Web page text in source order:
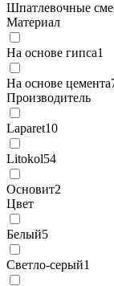
Шпатлевочные
Материал
На основе гипса1
На основе цемента
Производитель
Laparet10
Litokol54
Основит2
Цвет
Белый5
Светло-серый1